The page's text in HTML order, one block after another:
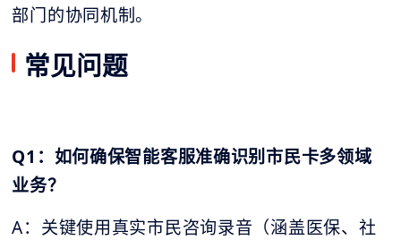
部门的协同机制。
常见问题
Q1：如何确保智能客服准确识别市民卡多领域
业务？
A：关键使用真实市民咨询录音（涵盖医保、社